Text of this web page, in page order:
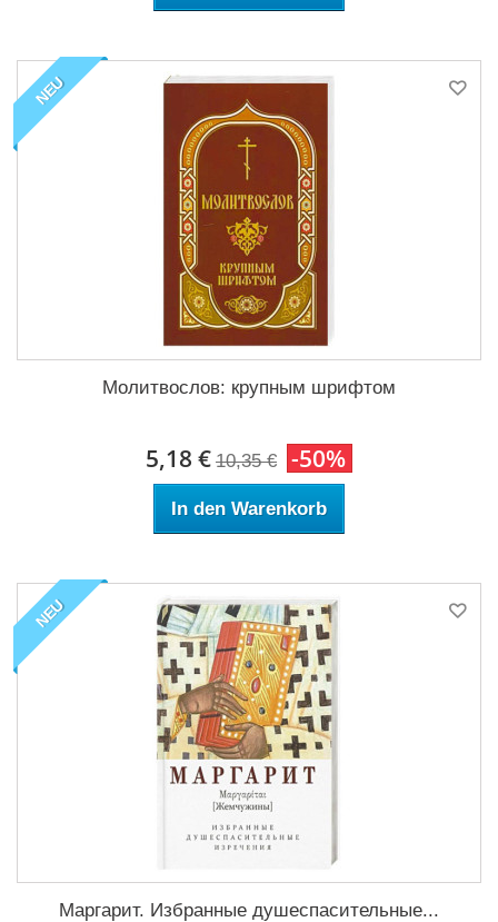
NEU
Молитвослов: крупным шрифтом
5,18 € 10,35 € -50%
In den Warenkorb
NEU
Маргарит. Избранные душеспасительные...